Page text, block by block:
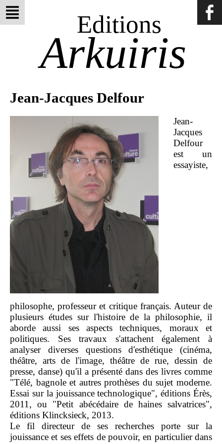
Editions
Arkuiris
Jean-Jacques Delfour
Jean-
Jacques
Delfour
est un
essayiste,
philosophe, professeur et critique français. Auteur de
plusieurs études sur l'histoire de la philosophie, il
aborde aussi ses aspects techniques, moraux et
politiques. Ses travaux s'attachent également à
analyser diverses questions d'esthétique (cinéma,
théâtre, arts de l'image, théâtre de rue, dessin de
presse, danse) qu'il a présenté dans des livres comme
"Télé, bagnole et autres prothèses du sujet moderne.
Essai sur la jouissance technologique", éditions Érès,
2011, ou "Petit abécédaire de haines salvatrices",
éditions Klincksieck, 2013.
Le fil directeur de ses recherches porte sur la
jouissance et ses effets de pouvoir, en particulier dans